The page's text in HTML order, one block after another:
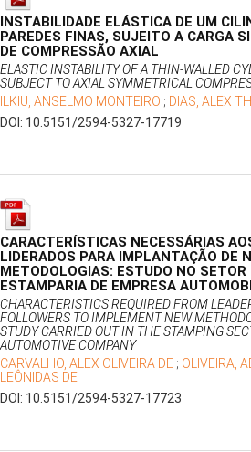
INSTABILIDADE ELÁSTICA DE UM
PAREDES FINAS, SUJEITO A CARGA
DE COMPRESSÃO AXIAL
ELASTIC INSTABILITY OF A THIN-WALLED
SUBJECT TO AXIAL SYMMETRICAL
ILKIU, ANSELMO MONTEIRO ; DIAS, ALEX
DOI: 10.5151/2594-5327-17719
CARACTERÍSTICAS NECESSÁRIAS
LIDERADOS PARA IMPLANTAÇÃO DE
METODOLOGIAS: ESTUDO NO SETOR
ESTAMPARIA DE EMPRESA
CHARACTERISTICS REQUIRED FROM
FOLLOWERS TO IMPLEMENT NEW
STUDY CARRIED OUT IN THE STAMPING
AUTOMOTIVE COMPANY
CARVALHO, ALEX OLIVEIRA DE ; OLIVEIRA,
LEÔNIDAS DE
DOI: 10.5151/2594-5327-17723